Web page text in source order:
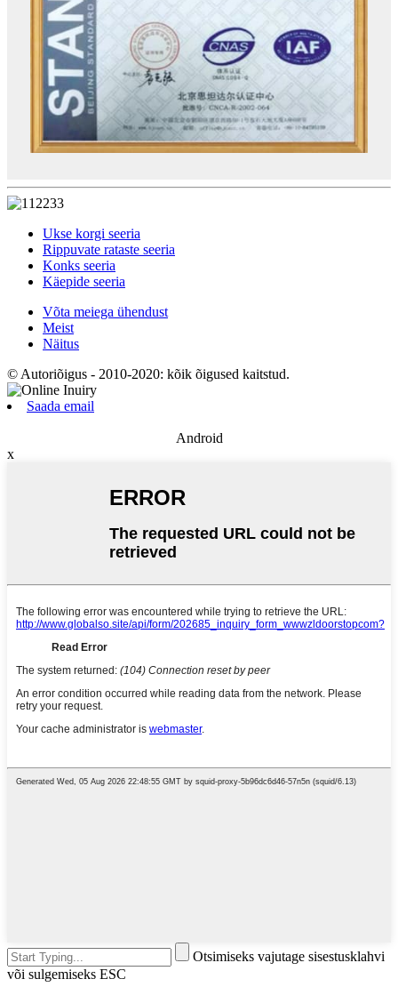
Ukse korgi seeria
Rippuvate rataste seeria
Konks seeria
Käepide seeria
Võta meiega ühendust
Meist
Näitus
© Autoriõigus - 2010-2020: kõik õigused kaitstud.
Saada email
Android
x
Otsimiseks vajutage sisestusklahvi
või sulgemiseks ESC